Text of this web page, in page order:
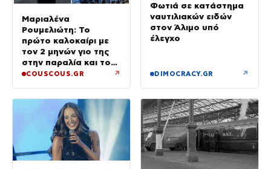
Μαριαλένα
Ρουμελιώτη: Το
πρώτο καλοκαίρι με
τον 2 μηνών γιο της
στην παραλία και το
τρυφερό βίντεο
COUSCOUS.GR ↗
Φωτιά σε κατάστημα
ναυτιλιακών ειδών
στον Άλιμο υπό
έλεγχο
DIMOCRACY.GR ↗